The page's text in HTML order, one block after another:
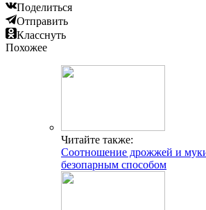
Поделиться
Отправить
Класснуть
Похожее
Читайте также:
Соотношение дрожжей и
безопарным способом